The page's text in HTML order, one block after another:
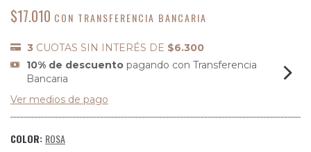
$17.010 CON TRANSFERENCIA BANCARIA
3 CUOTAS SIN INTERÉS DE $6.300
10% de descuento pagando con Transferencia
Bancaria
Ver medios de pago
COLOR: ROSA